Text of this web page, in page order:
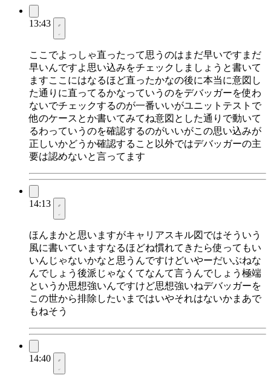
13:43
ここでよっしゃ直ったって思うのはまだ早いですまだ
早いんですよ思い込みをチェックしましょうと書いて
ますここにはなるほど直ったかなの後に本当に意図し
た通りに直ってるかなっていうのをデバッガーを使わ
ないでチェックするのが一番いいがユニットテストで
他のケースとか書いてみてね意図とした通りで動いて
るわっていうのを確認するのがいいがこの思い込みが
正しいかどうか確認すること以外ではデバッガーの主
要は認めないと言ってます
14:13
ほんまかと思いますがキャリアスキル図ではそういう
風に書いていますなるほどね慣れてきたら使ってもい
いんじゃないかなと思うんですけどいやーだいぶねな
んでしょう後派じゃなくてなんて言うんでしょう極端
というか思想強いんですけど思想強いねデバッガーを
この世から排除したいまではいやそれはないかまあで
もねそう
14:40